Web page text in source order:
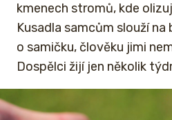
kmenech stromů, kde
Kusadla samcům slouží na
o samičku, člověku jimi
Dospělci žijí jen několik